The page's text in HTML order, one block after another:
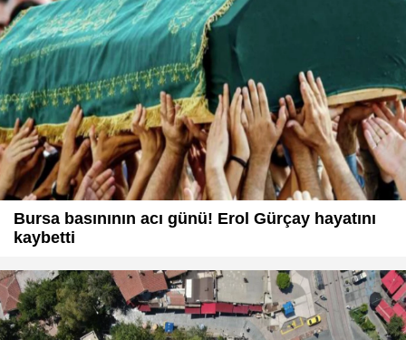
Bursa basınının acı günü! Erol Gürçay hayatını
kaybetti